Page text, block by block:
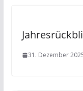
31. Dezember